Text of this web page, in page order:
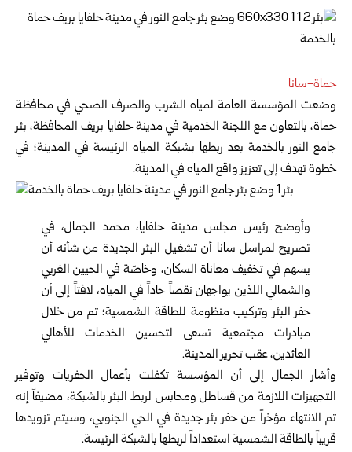
حماة-سانا
وضعت المؤسسة العامة لمياه الشرب والصرف الصحي في محافظة
حماة، بالتعاون مع اللجنة الخدمية في مدينة حلفايا بريف المحافظة، بئر
جامع النور بالخدمة بعد ربطها بشبكة المياه الرئيسة في المدينة؛ في
خطوة تهدف إلى تعزيز واقع المياه في المدينة.
وأوضح رئيس مجلس مدينة حلفايا، محمد الجمال، في
تصريح لمراسل سانا أن تشغيل البئر الجديدة من شأنه أن
يسهم في تخفيف معاناة السكان، وخاصّة في الحيين الغربي
والشمالي اللذين يواجهان نقصاً حاداً في المياه، لافتاً إلى أن
حفر البئر وتركيب منظومة للطاقة الشمسية؛ تم من خلال
مبادرات مجتمعية تسعى لتحسين الخدمات للأهالي
العائدين، عقب تحرير المدينة.
وأشار الجمال إلى أن المؤسسة تكفلت بأعمال الحفريات وتوفير
التجهيزات اللازمة من قساطل ومحابس لربط البئر بالشبكة، مضيفاً إنه
تم الانتهاء مؤخراً من حفر بئر جديدة في الحي الجنوبي، وسيتم تزويدها
قريباً بالطاقة الشمسية استعداداً لربطها بالشبكة الرئيسة.